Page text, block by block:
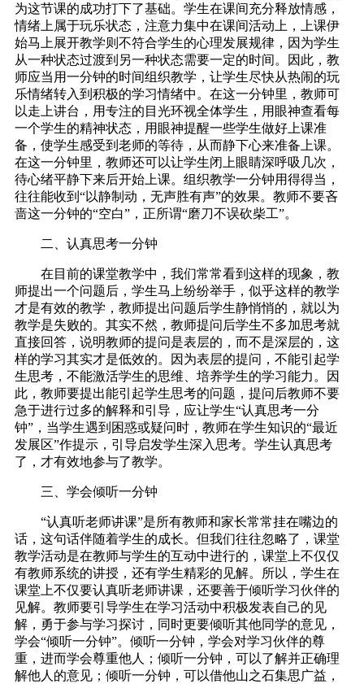
为这节课的成功打下了基础。学生在课间充分释放情感，
情绪上属于玩乐状态，注意力集中在课间活动上，上课伊
始马上展开教学则不符合学生的心理发展规律，因为学生
从一种状态过渡到另一种状态需要一定的时间。因此，教
师应当用一分钟的时间组织教学，让学生尽快从热闹的玩
乐情绪转入到积极的学习情绪中。在这一分钟里，教师可
以走上讲台，用专注的目光环视全体学生，用眼神查看每
一个学生的精神状态，用眼神提醒一些学生做好上课准
备，使学生感受到老师的等待，从而静下心来准备上课。
在这一分钟里，教师还可以让学生闭上眼睛深呼吸几次，
待心绪平静下来后开始上课。组织教学一分钟用得得当，
往往能收到“以静制动，无声胜有声”的效果。教师不要吝
啬这一分钟的“空白”，正所谓“磨刀不误砍柴工”。
二、认真思考一分钟
在目前的课堂教学中，我们常常看到这样的现象，教
师提出一个问题后，学生马上纷纷举手，似乎这样的教学
才是有效的教学，教师提出问题后学生静悄悄的，就以为
教学是失败的。其实不然，教师提问后学生不多加思考就
直接回答，说明教师的提问是表层的，而不是深层的，这
样的学习其实才是低效的。因为表层的提问，不能引起学
生思考，不能激活学生的思维、培养学生的学习能力。因
此，教师要提出能引起学生思考的问题，提问后教师不要
急于进行过多的解释和引导，应让学生“认真思考一分
钟”，当学生遇到困惑或疑问时，教师在学生知识的“最近
发展区”作提示，引导启发学生深入思考。学生认真思考
了，才有效地参与了教学。
三、学会倾听一分钟
“认真听老师讲课”是所有教师和家长常常挂在嘴边的
话，这句话伴随着学生的成长。但我们往往忽略了，课堂
教学活动是在教师与学生的互动中进行的，课堂上不仅仅
有教师系统的讲授，还有学生精彩的见解。所以，学生在
课堂上不仅要认真听老师讲课，还要善于倾听学习伙伴的
见解。教师要引导学生在学习活动中积极发表自己的见
解，勇于参与学习探讨，同时更要倾听其他同学的意见，
学会“倾听一分钟”。倾听一分钟，学会对学习伙伴的尊
重，进而学会尊重他人；倾听一分钟，可以了解并正确理
解他人的意见；倾听一分钟，可以借他山之石集思广益，